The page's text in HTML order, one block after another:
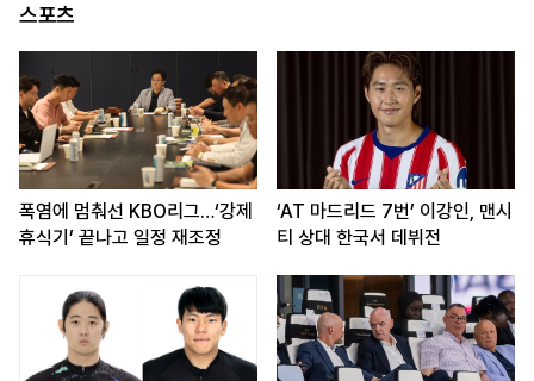
스포츠
폭염에 멈춰선 KBO리그…‘강제
휴식기’ 끝나고 일정 재조정
‘AT 마드리드 7번’ 이강인, 맨시
티 상대 한국서 데뷔전